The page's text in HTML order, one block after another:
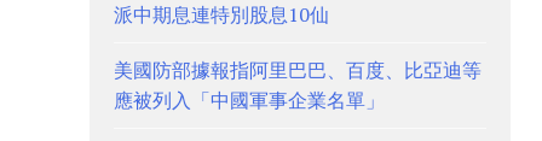
派中期息連特別股息10仙
美國防部據報指阿里巴巴、百度、比亞迪等
應被列入「中國軍事企業名單」